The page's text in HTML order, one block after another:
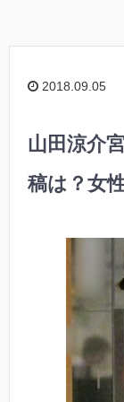
2018.09.05
山田涼介
稿は？女